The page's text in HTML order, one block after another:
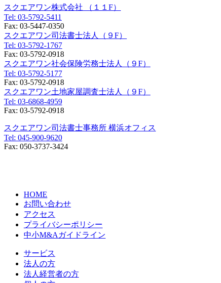
スクエアワン株式会社 （１１F）
Tel: 03-5792-5411
Fax: 03-5447-0350
スクエアワン司法書士法人（９F）
Tel: 03-5792-1767
Fax: 03-5792-0918
スクエアワン社会保険労務士法人（９F）
Tel: 03-5792-5177
Fax: 03-5792-0918
スクエアワン土地家屋調査士法人（９F）
Tel: 03-6868-4959
Fax: 03-5792-0918
スクエアワン司法書士事務所 横浜オフィス
Tel: 045-900-9620
Fax: 050-3737-3424
HOME
お問い合わせ
アクセス
プライバシーポリシー
中小M&Aガイドライン
サービス
法人の方
法人経営者の方